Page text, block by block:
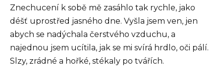
Znechucení k sobě mě zasáhlo tak rychle, jako
déšť uprostřed jasného dne. Vyšla jsem ven, jen
abych se nadýchala čerstvého vzduchu, a
najednou jsem ucítila, jak se mi svírá hrdlo, oči pálí.
Slzy, zrádné a hořké, stékaly po tvářích.